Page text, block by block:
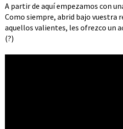
A partir de aquí empezamos con
Como siempre, abrid bajo vuestra
aquellos valientes, les ofrezco un
(?)